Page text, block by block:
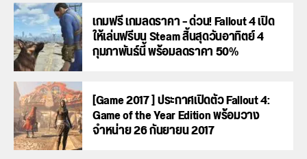
เกมฟรี เกมลดราคา – ด่วน! Fallout 4 เปิด
ให้เล่นฟรีบน Steam สิ้นสุดวันอาทิตย์ 4
กุมภาพันธ์นี้ พร้อมลดราคา 50%
[Game 2017 ] ประกาศเปิดตัว Fallout 4:
Game of the Year Edition พร้อมวาง
จำหน่าย 26 กันยายน 2017